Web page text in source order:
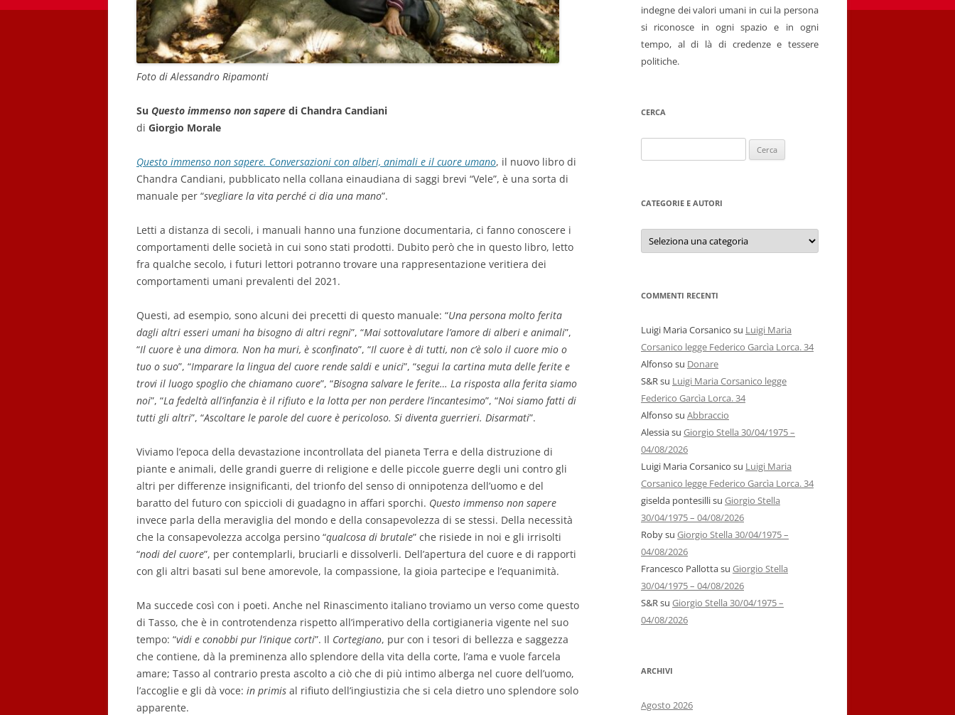
Foto di Alessandro Ripamonti
Su Questo immenso non sapere di Chandra Candiani
di Giorgio Morale
Questo immenso non sapere. Conversazioni con alberi, animali e il cuore umano, il nuovo libro di
Chandra Candiani, pubblicato nella collana einaudiana di saggi brevi “Vele”, è una sorta di
manuale per “svegliare la vita perché ci dia una mano”.
Letti a distanza di secoli, i manuali hanno una funzione documentaria, ci fanno conoscere i
comportamenti delle società in cui sono stati prodotti. Dubito però che in questo libro, letto
fra qualche secolo, i futuri lettori potranno trovare una rappresentazione veritiera dei
comportamenti umani prevalenti del 2021.
Questi, ad esempio, sono alcuni dei precetti di questo manuale: “Una persona molto ferita
dagli altri esseri umani ha bisogno di altri regni”, “Mai sottovalutare l’amore di alberi e animali”,
“Il cuore è una dimora. Non ha muri, è sconfinato”, “Il cuore è di tutti, non c’è solo il cuore mio o
tuo o suo”, “Imparare la lingua del cuore rende saldi e unici”, “segui la cartina muta delle ferite e
trovi il luogo spoglio che chiamano cuore”, “Bisogna salvare le ferite… La risposta alla ferita siamo
noi”, “La fedeltà all’infanzia è il rifiuto e la lotta per non perdere l’incantesimo”, “Noi siamo fatti di
tutti gli altri”, “Ascoltare le parole del cuore è pericoloso. Si diventa guerrieri. Disarmati”.
Viviamo l’epoca della devastazione incontrollata del pianeta Terra e della distruzione di
piante e animali, delle grandi guerre di religione e delle piccole guerre degli uni contro gli
altri per differenze insignificanti, del trionfo del senso di onnipotenza dell’uomo e del
baratto del futuro con spiccioli di guadagno in affari sporchi. Questo immenso non sapere
invece parla della meraviglia del mondo e della consapevolezza di se stessi. Della necessità
che la consapevolezza accolga persino “qualcosa di brutale” che risiede in noi e gli irrisolti
“nodi del cuore”, per contemplarli, bruciarli e dissolverli. Dell’apertura del cuore e di rapporti
con gli altri basati sul bene amorevole, la compassione, la gioia partecipe e l’equanimità.
Ma succede così con i poeti. Anche nel Rinascimento italiano troviamo un verso come questo
di Tasso, che è in controtendenza rispetto all’imperativo della cortigianeria vigente nel suo
tempo: “vidi e conobbi pur l’inique corti”. Il Cortegiano, pur con i tesori di bellezza e saggezza
che contiene, dà la preminenza allo splendore della vita della corte, l’ama e vuole farcela
amare; Tasso al contrario presta ascolto a ciò che di più intimo alberga nel cuore dell’uomo,
l’accoglie e gli dà voce: in primis al rifiuto dell’ingiustizia che si cela dietro uno splendore solo
apparente.
indegne dei valori umani in cui la persona
si riconosce in ogni spazio e in ogni
tempo, al di là di credenze e tessere
politiche.
CERCA
per:
CATEGORIE E AUTORI
Categorie
autori
COMMENTI RECENTI
Luigi Maria Corsanico su Luigi Maria
Corsanico legge Federico Garcìa Lorca. 34
Alfonso su Donare
S&Rsu Luigi Maria Corsanico legge
Federico Garcìa Lorca. 34
Alfonso su Abbraccio
Alessiasu Giorgio Stella 30/04/1975 –
04/08/2026
Luigi Maria Corsanico su Luigi Maria
Corsanico legge Federico Garcìa Lorca. 34
giselda pontesillisu Giorgio Stella
30/04/1975 – 04/08/2026
Robysu Giorgio Stella 30/04/1975 –
04/08/2026
Francesco Pallottasu Giorgio Stella
30/04/1975 – 04/08/2026
S&Rsu Giorgio Stella 30/04/1975 –
04/08/2026
ARCHIVI
Agosto 2026